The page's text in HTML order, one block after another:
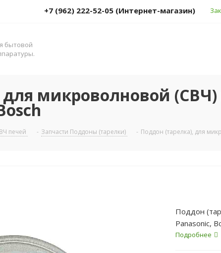
+7 (962) 222-52-05 (Интернет-магазин)
бытовой
микроволновой (СВЧ)
печей - Запчасти Поддоны (тарелки) - Поддон (тарелка), для
Поддон
Panasonic,
Подробнее